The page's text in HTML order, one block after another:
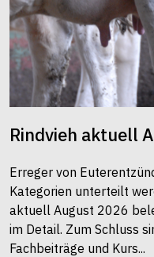
Rindvieh aktuell
Erreger von
Kategorien unterteilt
aktuell August 2026
im Detail. Zum Schluss
Fachbeiträge und Kurs...